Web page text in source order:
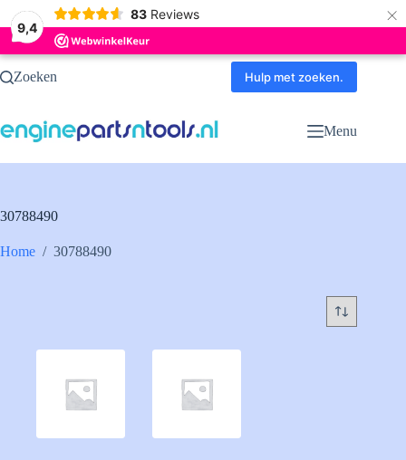
9,4
83 Reviews ×
Ga
naarZoeken Hulp met zoeken.
Menu
30788490
Home / 30788490